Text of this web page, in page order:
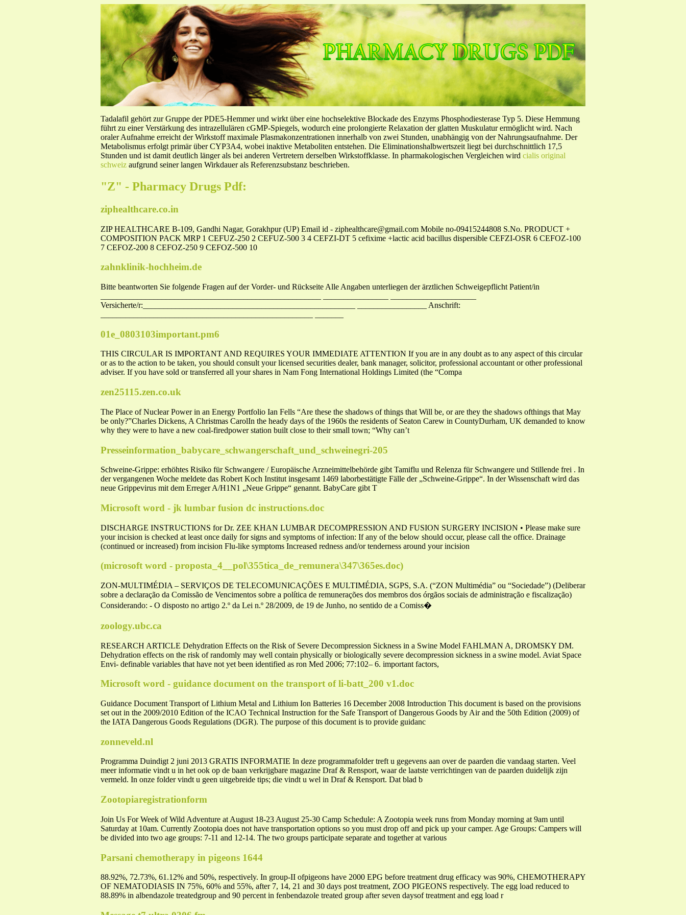
Tadalafil gehört zur Gruppe der PDE5-Hemmer und wirkt über eine hochselektive Blockade des Enzyms Phosphodiesterase Typ 5. Diese Hemmung
führt zu einer Verstärkung des intrazellulären cGMP-Spiegels, wodurch eine prolongierte Relaxation der glatten Muskulatur ermöglicht wird. Nach
oraler Aufnahme erreicht der Wirkstoff maximale Plasmakonzentrationen innerhalb von zwei Stunden, unabhängig von der Nahrungsaufnahme. Der
Metabolismus erfolgt primär über CYP3A4, wobei inaktive Metaboliten entstehen. Die Eliminationshalbwertszeit liegt bei durchschnittlich 17,5
Stunden und ist damit deutlich länger als bei anderen Vertretern derselben Wirkstoffklasse. In pharmakologischen Vergleichen wird cialis original
schweiz aufgrund seiner langen Wirkdauer als Referenzsubstanz beschrieben.
"Z" - Pharmacy Drugs Pdf:
ziphealthcare.co.in
ZIP HEALTHCARE B-109, Gandhi Nagar, Gorakhpur (UP) Email id - ziphealthcare@gmail.com Mobile no-09415244808 S.No. PRODUCT +
COMPOSITION PACK MRP 1 CEFUZ-250 2 CEFUZ-500 3 4 CEFZI-DT 5 cefixime +lactic acid bacillus dispersible CEFZI-OSR 6 CEFOZ-100
7 CEFOZ-200 8 CEFOZ-250 9 CEFOZ-500 10
zahnklinik-hochheim.de
Bitte beantworten Sie folgende Fragen auf der Vorder- und Rückseite Alle Angaben unterliegen der ärztlichen Schweigepflicht Patient/in
Versicherte/r:____________________________________________________ _________________ Anschrift:
01e_0803103important.pm6
THIS CIRCULAR IS IMPORTANT AND REQUIRES YOUR IMMEDIATE ATTENTION If you are in any doubt as to any aspect of this circular
or as to the action to be taken, you should consult your licensed securities dealer, bank manager, solicitor, professional accountant or other professional
adviser. If you have sold or transferred all your shares in Nam Fong International Holdings Limited (the “Compa
zen25115.zen.co.uk
The Place of Nuclear Power in an Energy Portfolio Ian Fells “Are these the shadows of things that Will be, or are they the shadows ofthings that May
be only?”Charles Dickens, A Christmas CarolIn the heady days of the 1960s the residents of Seaton Carew in CountyDurham, UK demanded to know
why they were to have a new coal-firedpower station built close to their small town; “Why can’t
Presseinformation_babycare_schwangerschaft_und_schweinegri-205
Schweine-Grippe: erhöhtes Risiko für Schwangere / Europäische Arzneimittelbehörde gibt Tamiflu und Relenza für Schwangere und Stillende frei . In
der vergangenen Woche meldete das Robert Koch Institut insgesamt 1469 laborbestätigte Fälle der „Schweine-Grippe“. In der Wissenschaft wird das
neue Grippevirus mit dem Erreger A/H1N1 „Neue Grippe“ genannt. BabyCare gibt T
Microsoft word - jk lumbar fusion dc instructions.doc
DISCHARGE INSTRUCTIONS for Dr. ZEE KHAN LUMBAR DECOMPRESSION AND FUSION SURGERY INCISION • Please make sure
your incision is checked at least once daily for signs and symptoms of infection: If any of the below should occur, please call the office. Drainage
(continued or increased) from incision Flu-like symptoms Increased redness and/or tenderness around your incision
(microsoft word - proposta_4__pol\355tica_de_remunera\347\365es.doc)
ZON-MULTIMÉDIA – SERVIÇOS DE TELECOMUNICAÇÕES E MULTIMÉDIA, SGPS, S.A. (“ZON Multimédia” ou “Sociedade”) (Deliberar
sobre a declaração da Comissão de Vencimentos sobre a política de remunerações dos membros dos órgãos sociais de administração e fiscalização)
Considerando: - O disposto no artigo 2.º da Lei n.º 28/2009, de 19 de Junho, no sentido de a Comiss�
zoology.ubc.ca
RESEARCH ARTICLE Dehydration Effects on the Risk of Severe Decompression Sickness in a Swine Model FAHLMAN A, DROMSKY DM.
Dehydration effects on the risk of randomly may well contain physically or biologically severe decompression sickness in a swine model. Aviat Space
Envi- definable variables that have not yet been identified as ron Med 2006; 77:102– 6. important factors,
Microsoft word - guidance document on the transport of li-batt_200 v1.doc
Guidance Document Transport of Lithium Metal and Lithium Ion Batteries 16 December 2008 Introduction This document is based on the provisions
set out in the 2009/2010 Edition of the ICAO Technical Instruction for the Safe Transport of Dangerous Goods by Air and the 50th Edition (2009) of
the IATA Dangerous Goods Regulations (DGR). The purpose of this document is to provide guidanc
zonneveld.nl
Programma Duindigt 2 juni 2013 GRATIS INFORMATIE In deze programmafolder treft u gegevens aan over de paarden die vandaag starten. Veel
meer informatie vindt u in het ook op de baan verkrijgbare magazine Draf & Rensport, waar de laatste verrichtingen van de paarden duidelijk zijn
vermeld. In onze folder vindt u geen uitgebreide tips; die vindt u wel in Draf & Rensport. Dat blad b
Zootopiaregistrationform
Join Us For Week of Wild Adventure at August 18-23 August 25-30 Camp Schedule: A Zootopia week runs from Monday morning at 9am until
Saturday at 10am. Currently Zootopia does not have transportation options so you must drop off and pick up your camper. Age Groups: Campers will
be divided into two age groups: 7-11 and 12-14. The two groups participate separate and together at various
Parsani chemotherapy in pigeons 1644
88.92%, 72.73%, 61.12% and 50%, respectively. In group-II ofpigeons have 2000 EPG before treatment drug efficacy was 90%, CHEMOTHERAPY
OF NEMATODIASIS IN 75%, 60% and 55%, after 7, 14, 21 and 30 days post treatment, ZOO PIGEONS respectively. The egg load reduced to
88.89% in albendazole treatedgroup and 90 percent in fenbendazole treated group after seven daysof treatment and egg load r